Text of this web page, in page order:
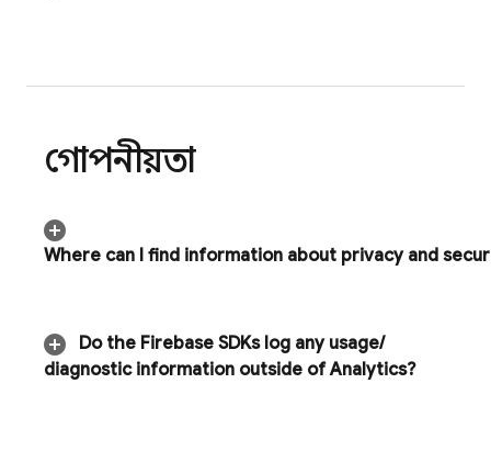
গোপনীয়তা
Where can I find information about privacy and
Do the Firebase SDKs log any usage/
diagnostic information outside of Analytics?